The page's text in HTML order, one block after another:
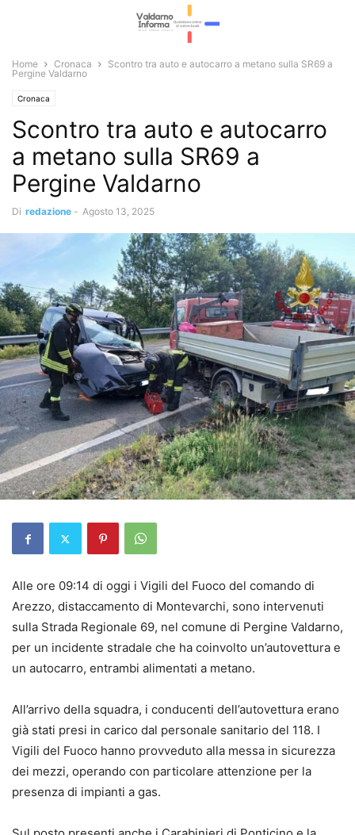
Home Cronaca
Scontro tra auto e autocarro a metano sulla SR69 a
Pergine Valdarno
Cronaca
Scontro tra auto e autocarro
a metano sulla SR69 a
Pergine Valdarno
Di redazione - Agosto 13, 2025
Alle ore 09:14 di oggi i Vigili del Fuoco del comando di
Arezzo, distaccamento di Montevarchi, sono intervenuti
sulla Strada Regionale 69, nel comune di Pergine Valdarno,
per un incidente stradale che ha coinvolto un’autovettura e
un autocarro, entrambi alimentati a metano.
All’arrivo della squadra, i conducenti dell’autovettura erano
già stati presi in carico dal personale sanitario del 118. I
Vigili del Fuoco hanno provveduto alla messa in sicurezza
dei mezzi, operando con particolare attenzione per la
presenza di impianti a gas.